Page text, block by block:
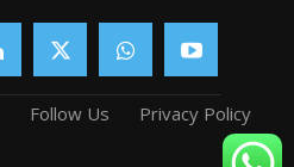
Follow Us Privacy Policy